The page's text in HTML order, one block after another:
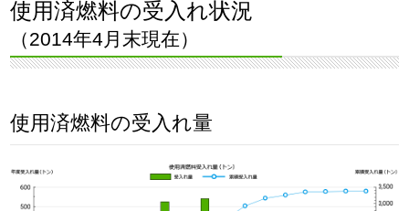
使用済燃料の受入れ状況
（2014年4月末現在）
使用済燃料の受入れ量